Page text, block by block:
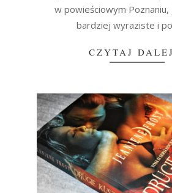
w powieściowym
bardziej wyraziste i
CZYTAJ